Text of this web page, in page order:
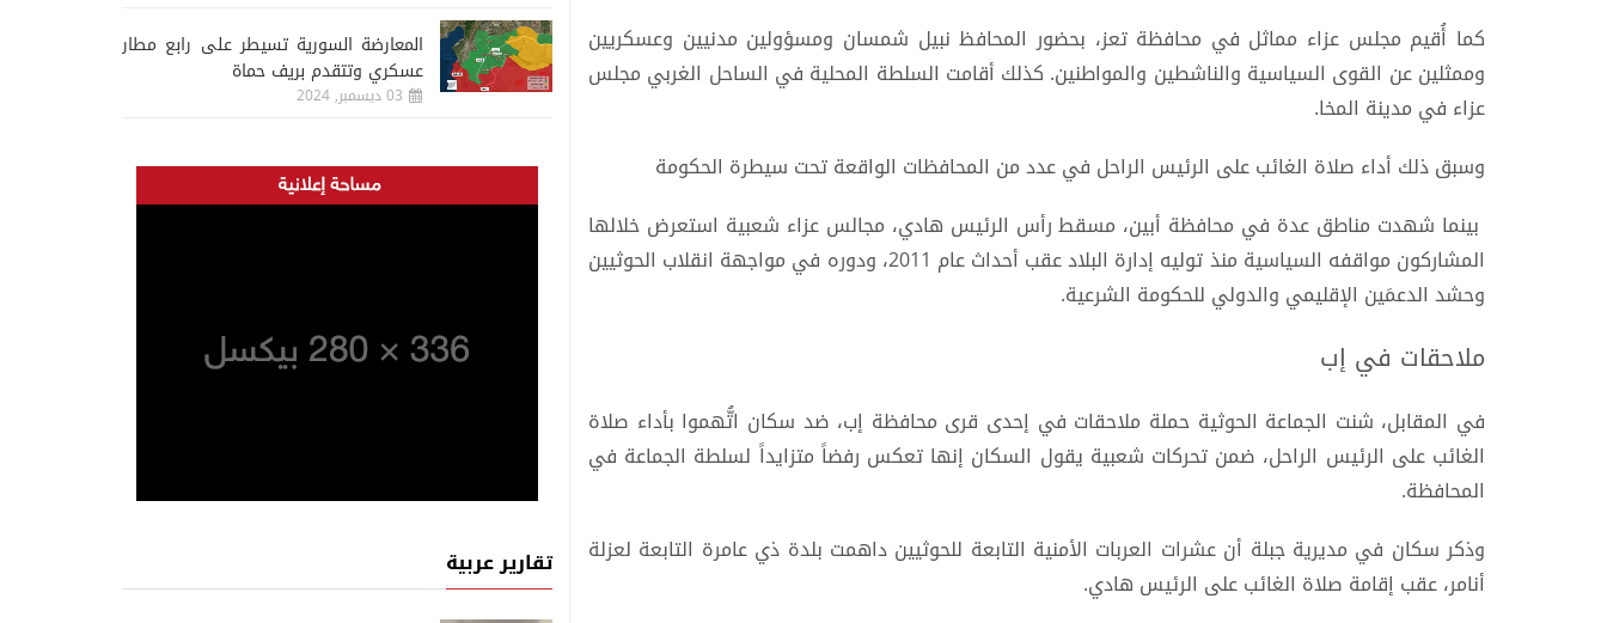
كما أُقيم مجلس عزاء مماثل في محافظة تعز، بحضور المحافظ نبيل شمسان ومسؤولين مدنيين وعسكريين
وممثلين عن القوى السياسية والناشطين والمواطنين. كذلك أقامت السلطة المحلية في الساحل الغربي مجلس
عزاء في مدينة المخا.
وسبق ذلك أداء صلاة الغائب على الرئيس الراحل في عدد من المحافظات الواقعة تحت سيطرة الحكومة
بينما شهدت مناطق عدة في محافظة أبين، مسقط رأس الرئيس هادي، مجالس عزاء شعبية استعرض خلالها
المشاركون مواقفه السياسية منذ توليه إدارة البلاد عقب أحداث عام 2011، ودوره في مواجهة انقلاب الحوثيين
وحشد الدعمَين الإقليمي والدولي للحكومة الشرعية.
ملاحقات في إب
في المقابل، شنت الجماعة الحوثية حملة ملاحقات في إحدى قرى محافظة إب، ضد سكان اتُّهموا بأداء صلاة
الغائب على الرئيس الراحل، ضمن تحركات شعبية يقول السكان إنها تعكس رفضاً متزايداً لسلطة الجماعة في
المحافظة.
وذكر سكان في مديرية جبلة أن عشرات العربات الأمنية التابعة للحوثيين داهمت بلدة ذي عامرة التابعة لعزلة
أنامر، عقب إقامة صلاة الغائب على الرئيس هادي.
المعارضة السورية تسيطر على رابع مطار
عسكري وتتقدم بريف حماة
03 ديسمبر, 2024
تقارير عربية